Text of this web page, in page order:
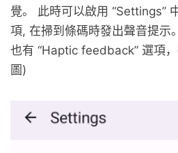
覺。 此時可以啟用 “Settings”
項, 在掃到條碼時發出聲音提示
也有 “Haptic feedback” 選項
圖)